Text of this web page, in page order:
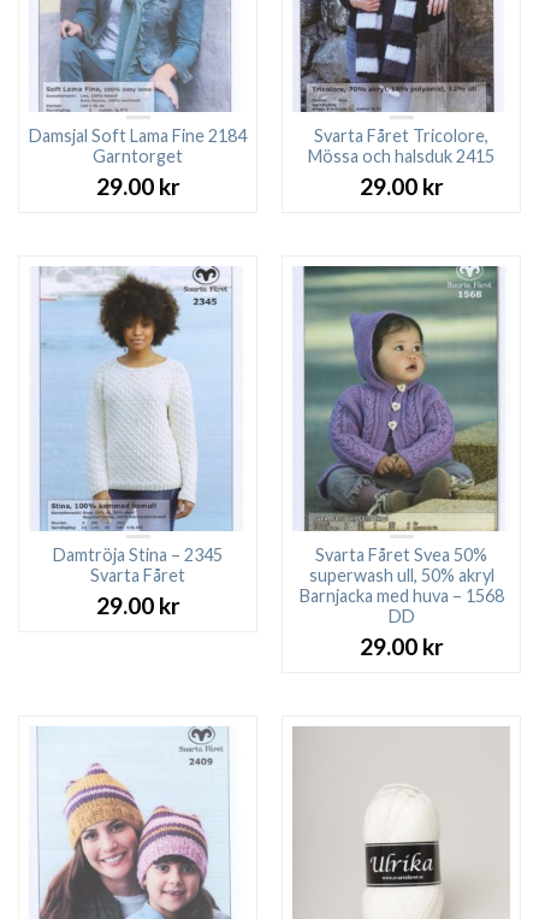
Damsjal Soft Lama Fine 2184
Garntorget
29.00 kr
Svarta Fåret Tricolore,
Mössa och halsduk 2415
29.00 kr
Damtröja Stina – 2345
Svarta Fåret
29.00 kr
Svarta Fåret Svea 50%
superwash ull, 50% akryl
Barnjacka med huva – 1568
DD
29.00 kr